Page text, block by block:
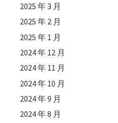
2025 年 3 月
2025 年 2 月
2025 年 1 月
2024 年 12 月
2024 年 11 月
2024 年 10 月
2024 年 9 月
2024 年 8 月